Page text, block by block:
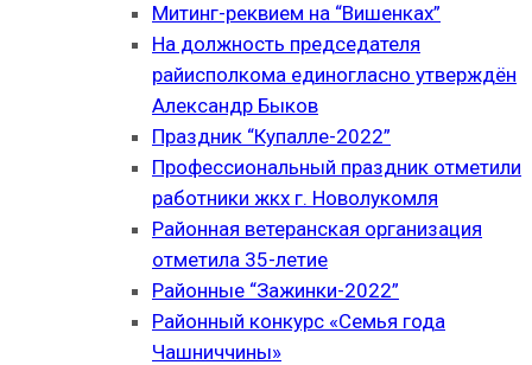
Митинг-реквием на “Вишенках”
На должность председателя
райисполкома единогласно утверждён
Александр Быков
Праздник “Купалле-2022”
Профессиональный праздник отметили
работники жкх г. Новолукомля
Районная ветеранская организация
отметила 35-летие
Районные “Зажинки-2022”
Районный конкурс «Семья года
Чашниччины»